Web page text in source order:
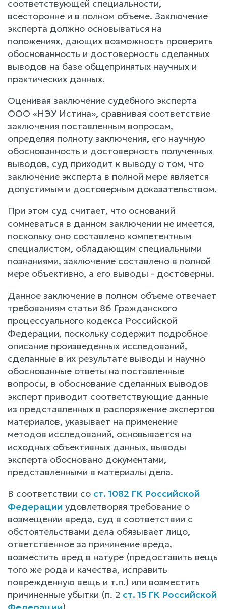
соответствующей специальности,
всесторонне и в полном объеме. Заключение
эксперта должно основываться на
положениях, дающих возможность проверить
обоснованность и достоверность сделанных
выводов на базе общепринятых научных и
практических данных.
Оценивая заключение судебного эксперта
ООО «НЭУ Истина», сравнивая соответствие
заключения поставленным вопросам,
определяя полноту заключения, его научную
обоснованность и достоверность полученных
выводов, суд приходит к выводу о том, что
заключение эксперта в полной мере является
допустимым и достоверным доказательством.
При этом суд считает, что оснований
сомневаться в данном заключении не имеется,
поскольку оно составлено компетентным
специалистом, обладающим специальными
познаниями, заключение составлено в полной
мере объективно, а его выводы - достоверны.
Данное заключение в полном объеме отвечает
требованиям статьи 86 Гражданского
процессуального кодекса Российской
Федерации, поскольку содержит подробное
описание произведенных исследований,
сделанные в их результате выводы и научно
обоснованные ответы на поставленные
вопросы, в обоснование сделанных выводов
эксперт приводит соответствующие данные
из представленных в распоряжение экспертов
материалов, указывает на применение
методов исследований, основывается на
исходных объективных данных, выводы
эксперта обосновано документами,
представленными в материалы дела.
В соответствии со ст. 1082 ГК Российской
Федерации удовлетворяя требование о
возмещении вреда, суд в соответствии с
обстоятельствами дела обязывает лицо,
ответственное за причинение вреда,
возместить вред в натуре (предоставить вещь
того же рода и качества, исправить
поврежденную вещь и т.п.) или возместить
причиненные убытки (п. 2 ст. 15 ГК Российской